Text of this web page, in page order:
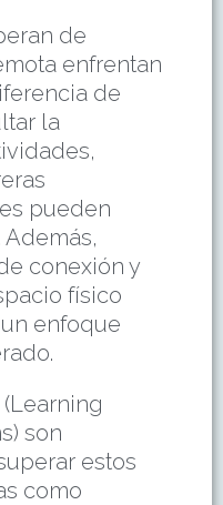
de
enfrentan
de
la
pueden
conexión y
físico
enfoque
son
estos
como